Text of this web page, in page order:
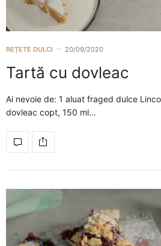
REȚETE DULCI 20/09/2020
Tartă cu dovleac
Ai nevoie de: 1 aluat fraged dulce
dovleac copt, 150 ml…